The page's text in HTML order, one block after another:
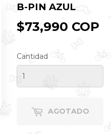
B-PIN AZUL
$73,990 COP
Cantidad
AGOTADO